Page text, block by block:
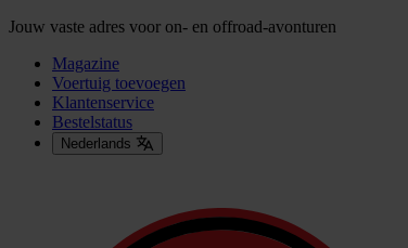
Jouw vaste adres voor on- en offroad-avonturen
Magazine
Voertuig toevoegen
Klantenservice
Bestelstatus
Nederlands